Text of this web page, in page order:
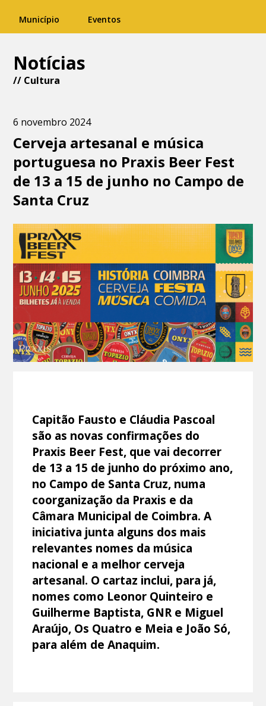
Município Eventos
Notícias
// Cultura
6 novembro 2024
Cerveja artesanal e música
portuguesa no Praxis Beer Fest
de 13 a 15 de junho no Campo de
Santa Cruz
Capitão Fausto e Cláudia Pascoal
são as novas confirmações do
Praxis Beer Fest, que vai decorrer
de 13 a 15 de junho do próximo ano,
no Campo de Santa Cruz, numa
coorganização da Praxis e da
Câmara Municipal de Coimbra. A
iniciativa junta alguns dos mais
relevantes nomes da música
nacional e a melhor cerveja
artesanal. O cartaz inclui, para já,
nomes como Leonor Quinteiro e
Guilherme Baptista, GNR e Miguel
Araújo, Os Quatro e Meia e João Só,
para além de Anaquim.